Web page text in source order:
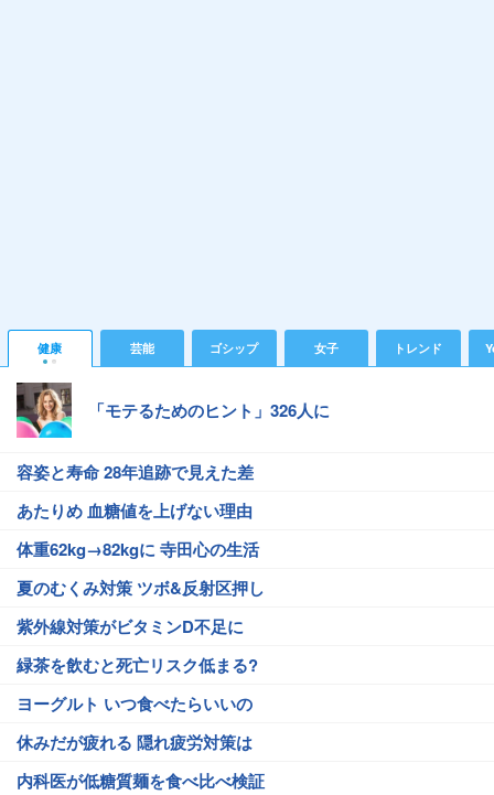
健康 芸能 ゴシップ 女子 トレンド
「モテるためのヒント」326人に
容姿と寿命 28年追跡で見えた差
あたりめ 血糖値を上げない理由
体重62kg→82kgに 寺田心の生活
夏のむくみ対策 ツボ&反射区押し
紫外線対策がビタミンD不足に
緑茶を飲むと死亡リスク低まる?
ヨーグルト いつ食べたらいいの
休みだが疲れる 隠れ疲労対策は
内科医が低糖質麺を食べ比べ検証